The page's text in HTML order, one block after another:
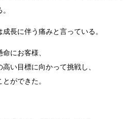
長に伴う痛みと言っている。
にお客様、
い目標に向かって挑戦し、
ができた。